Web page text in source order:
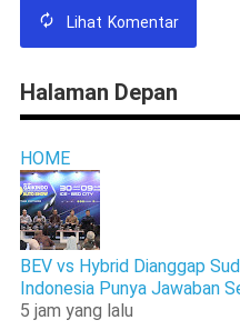
Lihat Komentar
Halaman Depan
HOME
BEV vs Hybrid Dianggap
Indonesia Punya Jawaban
5 jam yang lalu